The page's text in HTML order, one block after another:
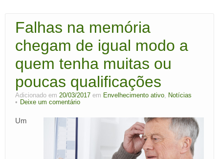
Blog
APP
Contacto
Área de cliente
Falhas na memória
chegam de igual modo a
quem tenha muitas ou
poucas qualificações
Adicionado em 20/03/2017 em Envelhecimento ativo, Notícias
Deixe um comentário
Um